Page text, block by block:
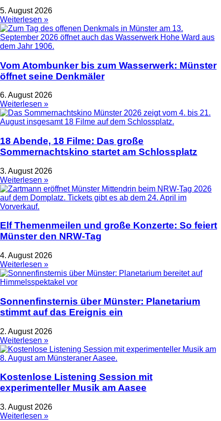
5. August 2026
Weiterlesen »
Vom Atombunker bis zum Wasserwerk: Münster
öffnet seine Denkmäler
6. August 2026
Weiterlesen »
18 Abende, 18 Filme: Das große
Sommernachtskino startet am Schlossplatz
3. August 2026
Weiterlesen »
Elf Themenmeilen und große Konzerte: So feiert
Münster den NRW-Tag
4. August 2026
Weiterlesen »
Sonnenfinsternis über Münster: Planetarium
stimmt auf das Ereignis ein
2. August 2026
Weiterlesen »
Kostenlose Listening Session mit
experimenteller Musik am Aasee
3. August 2026
Weiterlesen »